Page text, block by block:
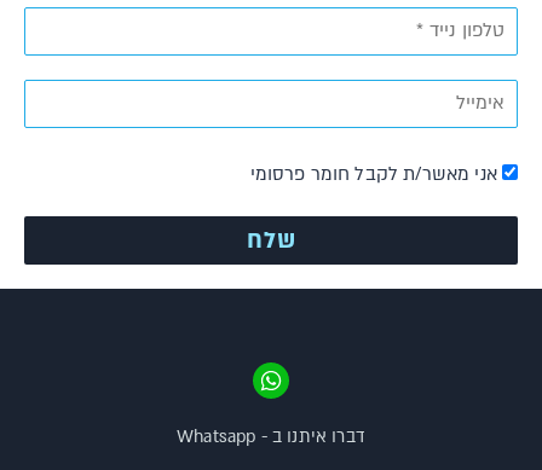
אני מאשר/ת לקבל חומר פרסומי
דברו איתנו ב - Whatsapp